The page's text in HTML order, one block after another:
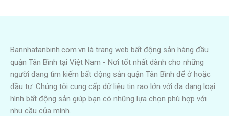
Bannhatanbinh.com.vn là trang web bất động sản hàng đầu
quận Tân Bình tại Việt Nam - Nơi tốt nhất dành cho những
người đang tìm kiếm bất động sản quận Tân Bình để ở hoặc
đầu tư. Chúng tôi cung cấp dữ liệu tin rao lớn với đa dạng loại
hình bất động sản giúp bạn có những lựa chọn phù hợp với
nhu cầu của mình.